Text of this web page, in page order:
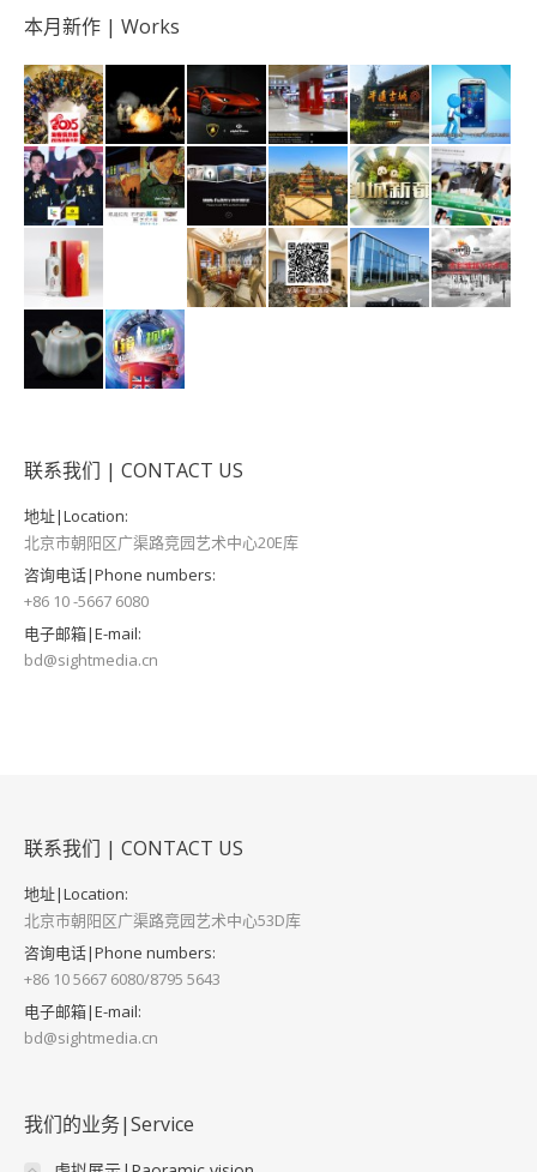
本月新作 | Works
联系我们 | CONTACT US
地址|Location:
北京市朝阳区广渠路竞园艺术中心20E库
咨询电话|Phone numbers:
+86 10 -5667 6080
电子邮箱|E-mail:
bd@sightmedia.cn
联系我们 | CONTACT US
地址|Location:
北京市朝阳区广渠路竞园艺术中心53D库
咨询电话|Phone numbers:
+86 10 5667 6080/8795 5643
电子邮箱|E-mail:
bd@sightmedia.cn
我们的业务|Service